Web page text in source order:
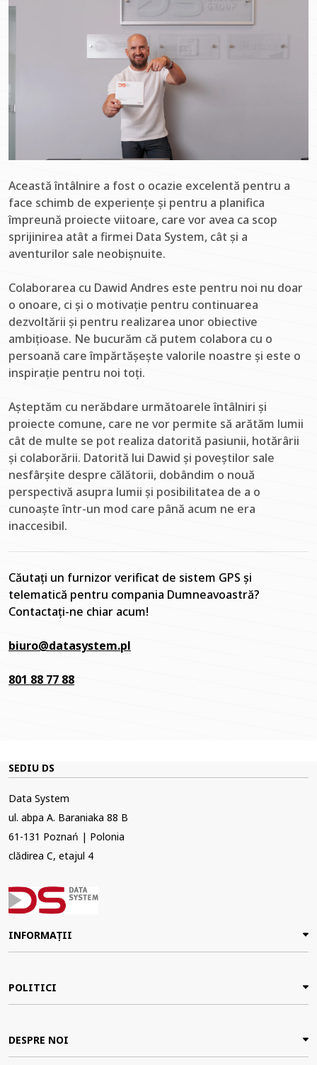
Această întâlnire a fost o ocazie excelentă pentru a
face schimb de experiențe și pentru a planifica
împreună proiecte viitoare, care vor avea ca scop
sprijinirea atât a firmei Data System, cât și a
aventurilor sale neobișnuite.
Colaborarea cu Dawid Andres este pentru noi nu doar
o onoare, ci și o motivație pentru continuarea
dezvoltării și pentru realizarea unor obiective
ambițioase. Ne bucurăm că putem colabora cu o
persoană care împărtășește valorile noastre și este o
inspirație pentru noi toți.
Așteptăm cu nerăbdare următoarele întâlniri și
proiecte comune, care ne vor permite să arătăm lumii
cât de multe se pot realiza datorită pasiunii, hotărârii
și colaborării. Datorită lui Dawid și poveștilor sale
nesfârșite despre călătorii, dobândim o nouă
perspectivă asupra lumii și posibilitatea de a o
cunoaște într-un mod care până acum ne era
inaccesibil.
Căutați un furnizor verificat de sistem GPS și
telematică pentru compania Dumneavoastră?
Contactați-ne chiar acum!
biuro@datasystem.pl
801 88 77 88
SEDIU DS
Data System
ul. abpa A. Baraniaka 88 B
61-131 Poznań | Polonia
clădirea C, etajul 4
INFORMAȚII
POLITICI
DESPRE NOI